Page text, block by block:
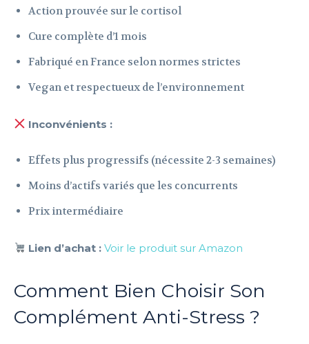
Action prouvée sur le cortisol
Cure complète d’1 mois
Fabriqué en France selon normes strictes
Vegan et respectueux de l’environnement
Inconvénients :
Effets plus progressifs (nécessite 2-3 semaines)
Moins d’actifs variés que les concurrents
Prix intermédiaire
Lien d’achat : Voir le produit sur Amazon
Comment Bien Choisir Son
Complément Anti-Stress ?